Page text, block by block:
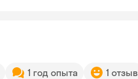
1 год опыта 1 отзыв